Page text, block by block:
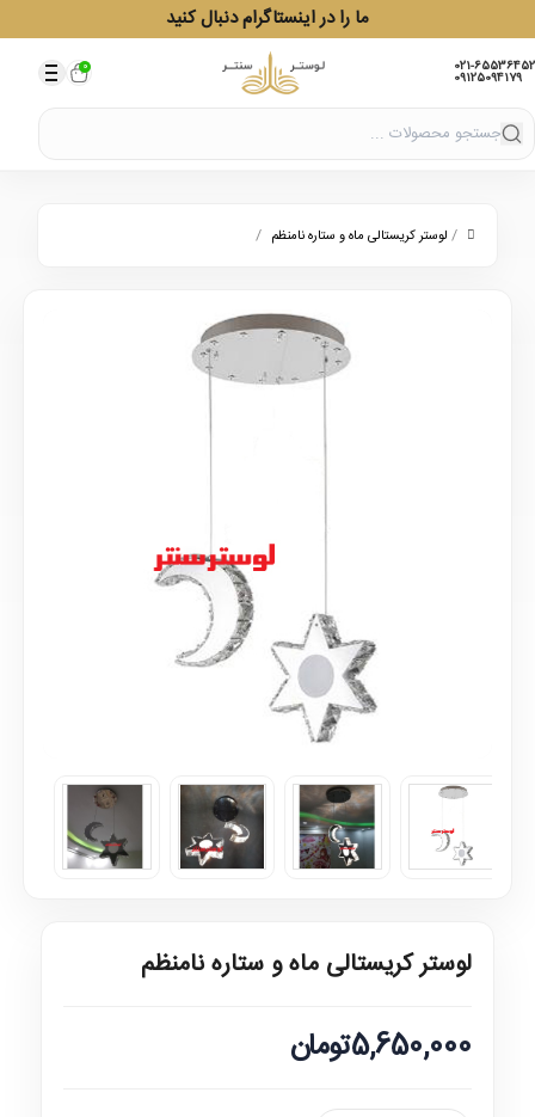
ما را در اینستاگرام دنبال کنید
021-65536452
09125094179
0
/ لوستر کریستالی ماه و ستاره نامنظم /
لوستر کریستالی ماه و ستاره نامنظم
5,650,000تومان